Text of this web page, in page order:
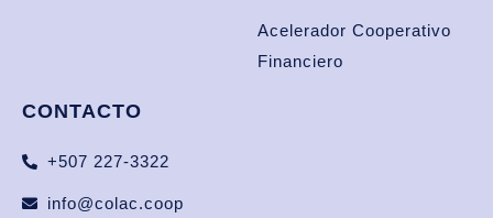
Acelerador Cooperativo
Financiero
CONTACTO
+507 227-3322
info@colac.coop